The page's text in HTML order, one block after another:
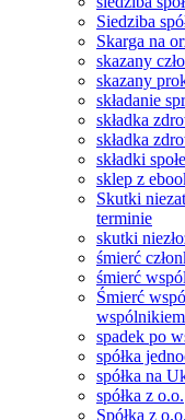
Siedziba
Skarga na
skazany
skazany
składanie
składka
składka
składki
sklep z
Skutki
terminie
skutki
śmierć
śmierć
Śmierć
spadek po
spółka
spółka na
spółka z o.o.
Spółka z